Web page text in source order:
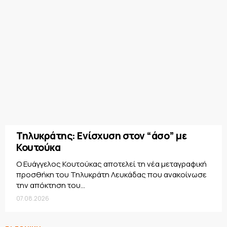
Τηλυκράτης: Ενίσχυση στον “άσο” με
Κουτούκα
Ο Ευάγγελος Κουτούκας αποτελεί τη νέα μεταγραφική
προσθήκη του Τηλυκράτη Λευκάδας που ανακοίνωσε
την απόκτηση του...
07.08.2026